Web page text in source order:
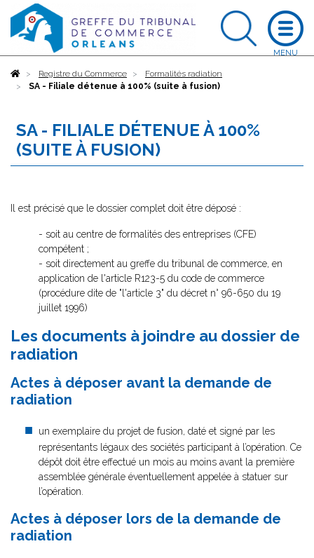
AccueilRegistre du Commerce
Formalités radiation
SA - Filiale détenue à 100% (suite à fusion)
SA - FILIALE DÉTENUE À 100%
(SUITE À FUSION)
Il est précisé que le dossier complet doit être déposé :
- soit au centre de formalités des entreprises (CFE)
compétent ;
- soit directement au greffe du tribunal de commerce, en
application de l'article R123-5 du code de commerce
(procédure dite de "l'article 3" du décret n° 96-650 du 19
juillet 1996)
Les documents à joindre au dossier de
radiation
Actes à déposer avant la demande de
radiation
un exemplaire du projet de fusion, daté et signé par les
représentants légaux des sociétés participant à l’opération. Ce
dépôt doit être effectué un mois au moins avant la première
assemblée générale éventuellement appelée à statuer sur
l’opération.
Actes à déposer lors de la demande de
radiation